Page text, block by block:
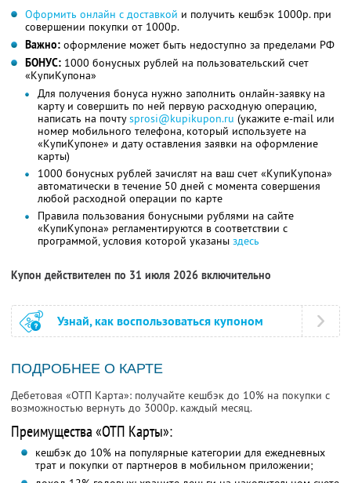
Оформить онлайн с доставкой и получить кешбэк 1000р. при
совершении покупки от 1000р.
Важно: оформление может быть недоступно за пределами РФ
БОНУС: 1000 бонусных рублей на пользовательский счет
«КупиКупона»
Для получения бонуса нужно заполнить онлайн-заявку на
карту и совершить по ней первую расходную операцию,
написать на почтуsprosi@kupikupon.ru (укажите e-mail или
номер мобильного телефона, который используете на
«КупиКупоне» и дату оставления заявки на оформление
карты)
1000 бонусных рублей зачислят на ваш счет «КупиКупона»
автоматически в течение 50 дней с момента совершения
любой расходной операции по карте
Правила пользования бонусными рублями на сайте
«КупиКупона» регламентируются в соответствии с
программой, условия которой указаны здесь
Купон действителен по 31 июля 2026 включительно
Узнай, как воспользоваться купоном
ПОДРОБНЕЕ О КАРТЕ
Дебетовая «ОТП Карта»: получайте кешбэк до 10% на покупки с
возможностью вернуть до 3000р. каждый месяц.
Преимущества «ОТП Карты»:
кешбэк до 10% на популярные категории для ежедневных
трат и покупки от партнеров в мобильном приложении;